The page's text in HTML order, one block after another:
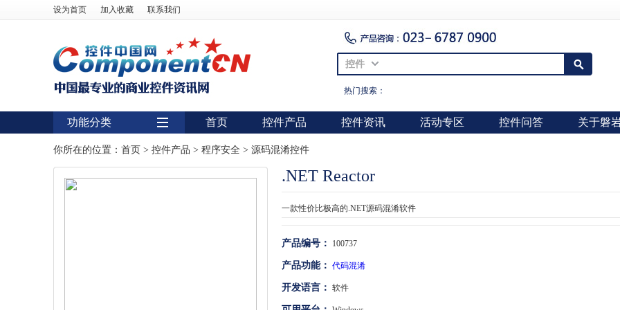
设为首页 加入收藏 联系我们
控件
热门搜索：
功能分类
用户界面
首页 控件产品 控件资讯 活动专区 控件问答 关于磐
你所在的位置： 首页 > 控件产品 > 程序安全 > 源码混淆控件
.NET Reactor
一款性价比极高的.NET源码混淆软件
产品编号： 100737
产品功能： 代码混淆
开发语言： 软件